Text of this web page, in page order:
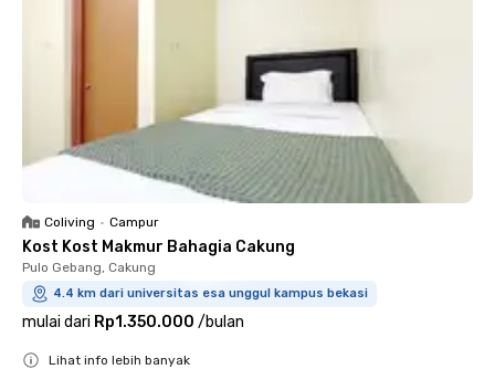
Coliving • Campur
Kost Kost Makmur Bahagia Cakung
Pulo Gebang, Cakung
4.4 km dari universitas esa unggul kampus bekasi
mulai dari Rp1.350.000 /bulan
Lihat info lebih banyak